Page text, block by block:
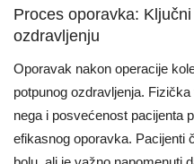
Proces oporavka:
ozdravljenju
Oporavak nakon operacije
potpunog ozdravljenja.
nega i posvećenost pacijenta
efikasnog oporavka. Pacijenti